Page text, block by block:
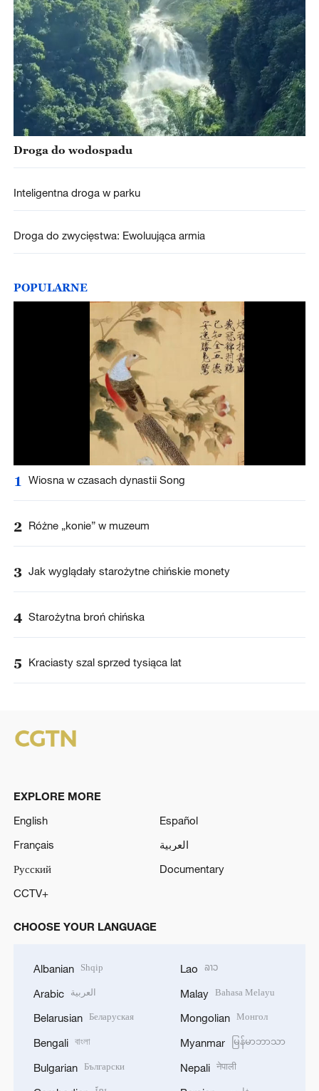
Droga do wodospadu
Inteligentna droga w parku
Droga do zwycięstwa: Ewoluująca armia
POPULARNE
1 Wiosna w czasach dynastii Song
2 Różne „konie” w muzeum
3 Jak wyglądały starożytne chińskie monety
4 Starożytna broń chińska
5 Kraciasty szal sprzed tysiąca lat
EXPLORE MORE
English
Español
Français
العربية
Русский
Documentary
CCTV+
CHOOSE YOUR LANGUAGE
Albanian Shqip
Arabic العربية
Belarusian Беларуская
Bengali বাংলা
Bulgarian Български
Lao ລາວ
Malay Bahasa Melayu
Mongolian Монгол
Myanmar မြန်မာဘာသာ
Nepali नेपाली